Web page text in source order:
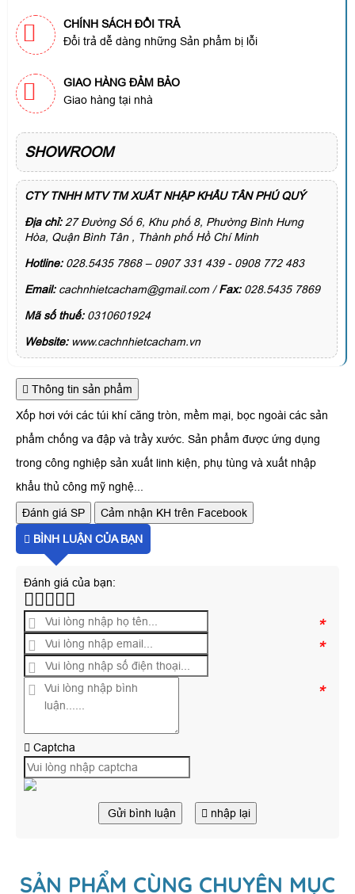
CHÍNH SÁCH ĐỔI TRẢ
Đổi trả dễ dàng những Sản phẩm bị lỗi
GIAO HÀNG ĐẢM BẢO
Giao hàng tại nhà
SHOWROOM
CTY TNHH MTV TM XUẤT NHẬP KHẨU TÂN PHÚ QUÝ
Địa chỉ:27 Đường Số 6, Khu phố 8, Phường Bình Hưng
Hòa, Quận Bình Tân , Thành phố Hồ Chí Minh
Hotline: 028.5435 7868 – 0907 331 439 - 0908 772 483
Email:cachnhietcacham@gmail.com /Fax:028.5435 7869
Mã số thuế: 0310601924
Website:www.cachnhietcacham.vn
Thông tin sản phẩm
Xốp hơi với các túi khí căng tròn, mềm mại, bọc ngoài các sản
phẩm chống va đập và trầy xước. Sản phẩm được ứng dụng
trong công nghiệp sản xuất linh kiện, phụ tùng và xuất nhập
khẩu thủ công mỹ nghệ...
Đánh giá SP Cảm nhận KH trên Facebook
BÌNH LUẬN CỦA BẠN
Đánh giá của bạn:
*
*
*
Captcha
Gửi bình luận nhập lại
SẢN PHẨM CÙNG CHUYÊN MỤC